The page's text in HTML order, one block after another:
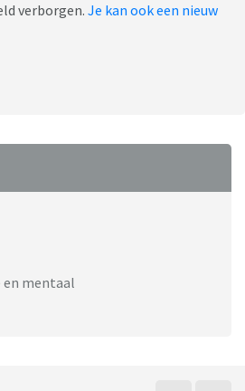
verborgen. Je kan ook een nieuw
en mentaal